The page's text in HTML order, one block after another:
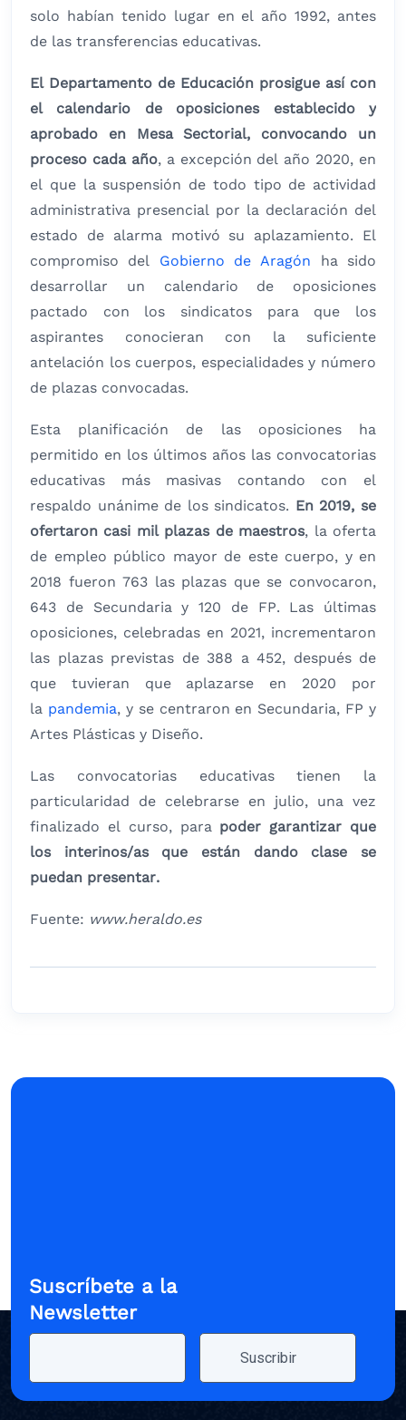
solo habían tenido lugar en el año 1992, antes
de las transferencias educativas.
El Departamento de Educación prosigue así con
el calendario de oposiciones establecido y
aprobado en Mesa Sectorial, convocando un
proceso cada año, a excepción del año 2020, en
el que la suspensión de todo tipo de actividad
administrativa presencial por la declaración del
estado de alarma motivó su aplazamiento. El
compromiso del Gobierno de Aragón ha sido
desarrollar un calendario de oposiciones
pactado con los sindicatos para que los
aspirantes conocieran con la suficiente
antelación los cuerpos, especialidades y número
de plazas convocadas.
Esta planificación de las oposiciones ha
permitido en los últimos años las convocatorias
educativas más masivas contando con el
respaldo unánime de los sindicatos. En 2019, se
ofertaron casi mil plazas de maestros, la oferta
de empleo público mayor de este cuerpo, y en
2018 fueron 763 las plazas que se convocaron,
643 de Secundaria y 120 de FP. Las últimas
oposiciones, celebradas en 2021, incrementaron
las plazas previstas de 388 a 452, después de
que tuvieran que aplazarse en 2020 por
la pandemia, y se centraron en Secundaria, FP y
Artes Plásticas y Diseño.
Las convocatorias educativas tienen la
particularidad de celebrarse en julio, una vez
finalizado el curso, para poder garantizar que
los interinos/as que están dando clase se
puedan presentar.
Fuente: www.heraldo.es
Suscríbete a la
Newsletter